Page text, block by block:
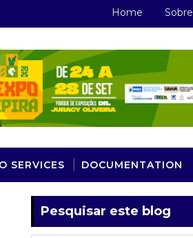
Home Sobre
SERVICES DOCUMENTATION
Pesquisar este blog